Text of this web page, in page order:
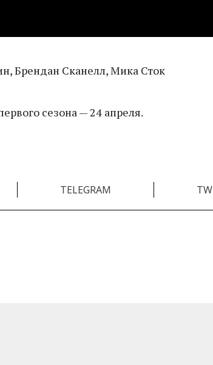
Брендан Сканелл, Мика Сток
сезона — 24 апреля.
TELEGRAM